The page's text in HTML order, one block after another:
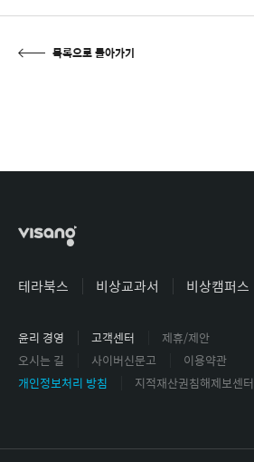
목록으로 돌아가기
테라북스 비상교과서 비상캠퍼스
윤리 경영 고객센터
제휴/제안
오시는 길
사이버신문고
이용약관
개인정보처리 방침
지적재산권침해제보센터